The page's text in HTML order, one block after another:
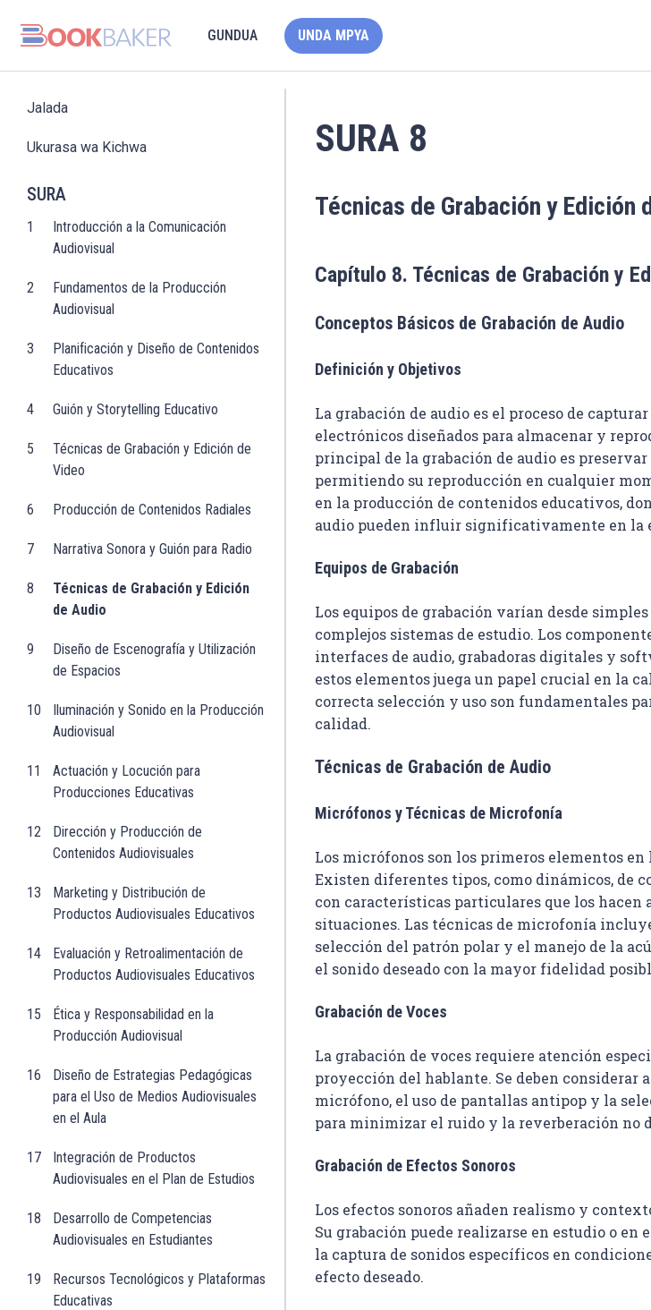
GUNDUA UNDA MPYA
Jalada
Ukurasa wa Kichwa
SURA
1
Introducción a la Comunicación
Audiovisual
2
Fundamentos de la Producción
Audiovisual
3
Planificación y Diseño de Contenidos
Educativos
4 Guión y Storytelling Educativo
5
Técnicas de Grabación y Edición de
Video
6 Producción de Contenidos Radiales
7 Narrativa Sonora y Guión para Radio
8
Técnicas de Grabación y Edición
de Audio
9
Diseño de Escenografía y Utilización
de Espacios
10
Iluminación y Sonido en la Producción
Audiovisual
11
Actuación y Locución para
Producciones Educativas
12
Dirección y Producción de
Contenidos Audiovisuales
13
Marketing y Distribución de
Productos Audiovisuales Educativos
14
Evaluación y Retroalimentación de
Productos Audiovisuales Educativos
15
Ética y Responsabilidad en la
Producción Audiovisual
16
Diseño de Estrategias Pedagógicas
para el Uso de Medios Audiovisuales
en el Aula
17
Integración de Productos
Audiovisuales en el Plan de Estudios
18
Desarrollo de Competencias
Audiovisuales en Estudiantes
19
Recursos Tecnológicos y Plataformas
Educativas
SURA 8
Técnicas de Grabación y Edición
Capítulo 8. Técnicas de Grabación y
Conceptos Básicos de Grabación de Audio
Definición y Objetivos
La grabación de audio es el proceso de
electrónicos diseñados para almacenar y
principal de la grabación de audio es
permitiendo su reproducción en cualquier
en la producción de contenidos educativos,
audio pueden influir significativamente en la
Equipos de Grabación
Los equipos de grabación varían desde
complejos sistemas de estudio. Los
interfaces de audio, grabadoras digitales y
estos elementos juega un papel crucial en la
correcta selección y uso son fundamentales
calidad.
Técnicas de Grabación de Audio
Micrófonos y Técnicas de Microfonía
Los micrófonos son los primeros elementos en
Existen diferentes tipos, como dinámicos, de
con características particulares que los hacen
situaciones. Las técnicas de microfonía
selección del patrón polar y el manejo de la
el sonido deseado con la mayor fidelidad
Grabación de Voces
La grabación de voces requiere atención
proyección del hablante. Se deben considerar
micrófono, el uso de pantallas antipop y la
para minimizar el ruido y la reverberación no
Grabación de Efectos Sonoros
Los efectos sonoros añaden realismo y
Su grabación puede realizarse en estudio o en
la captura de sonidos específicos en
efecto deseado.